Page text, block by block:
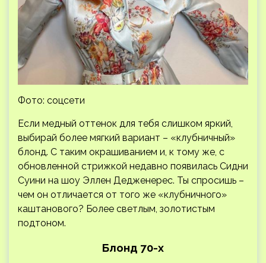
Фото: соцсети
Если медный оттенок для тебя слишком яркий,
выбирай более мягкий вариант – «клубничный»
блонд. С таким окрашиванием и, к тому же, с
обновленной стрижкой недавно появилась Сидни
Суини на шоу Эллен Дедженерес. Ты спросишь –
чем он отличается от того же «клубничного»
каштанового? Более светлым, золотистым
подтоном.
Блонд 70-х